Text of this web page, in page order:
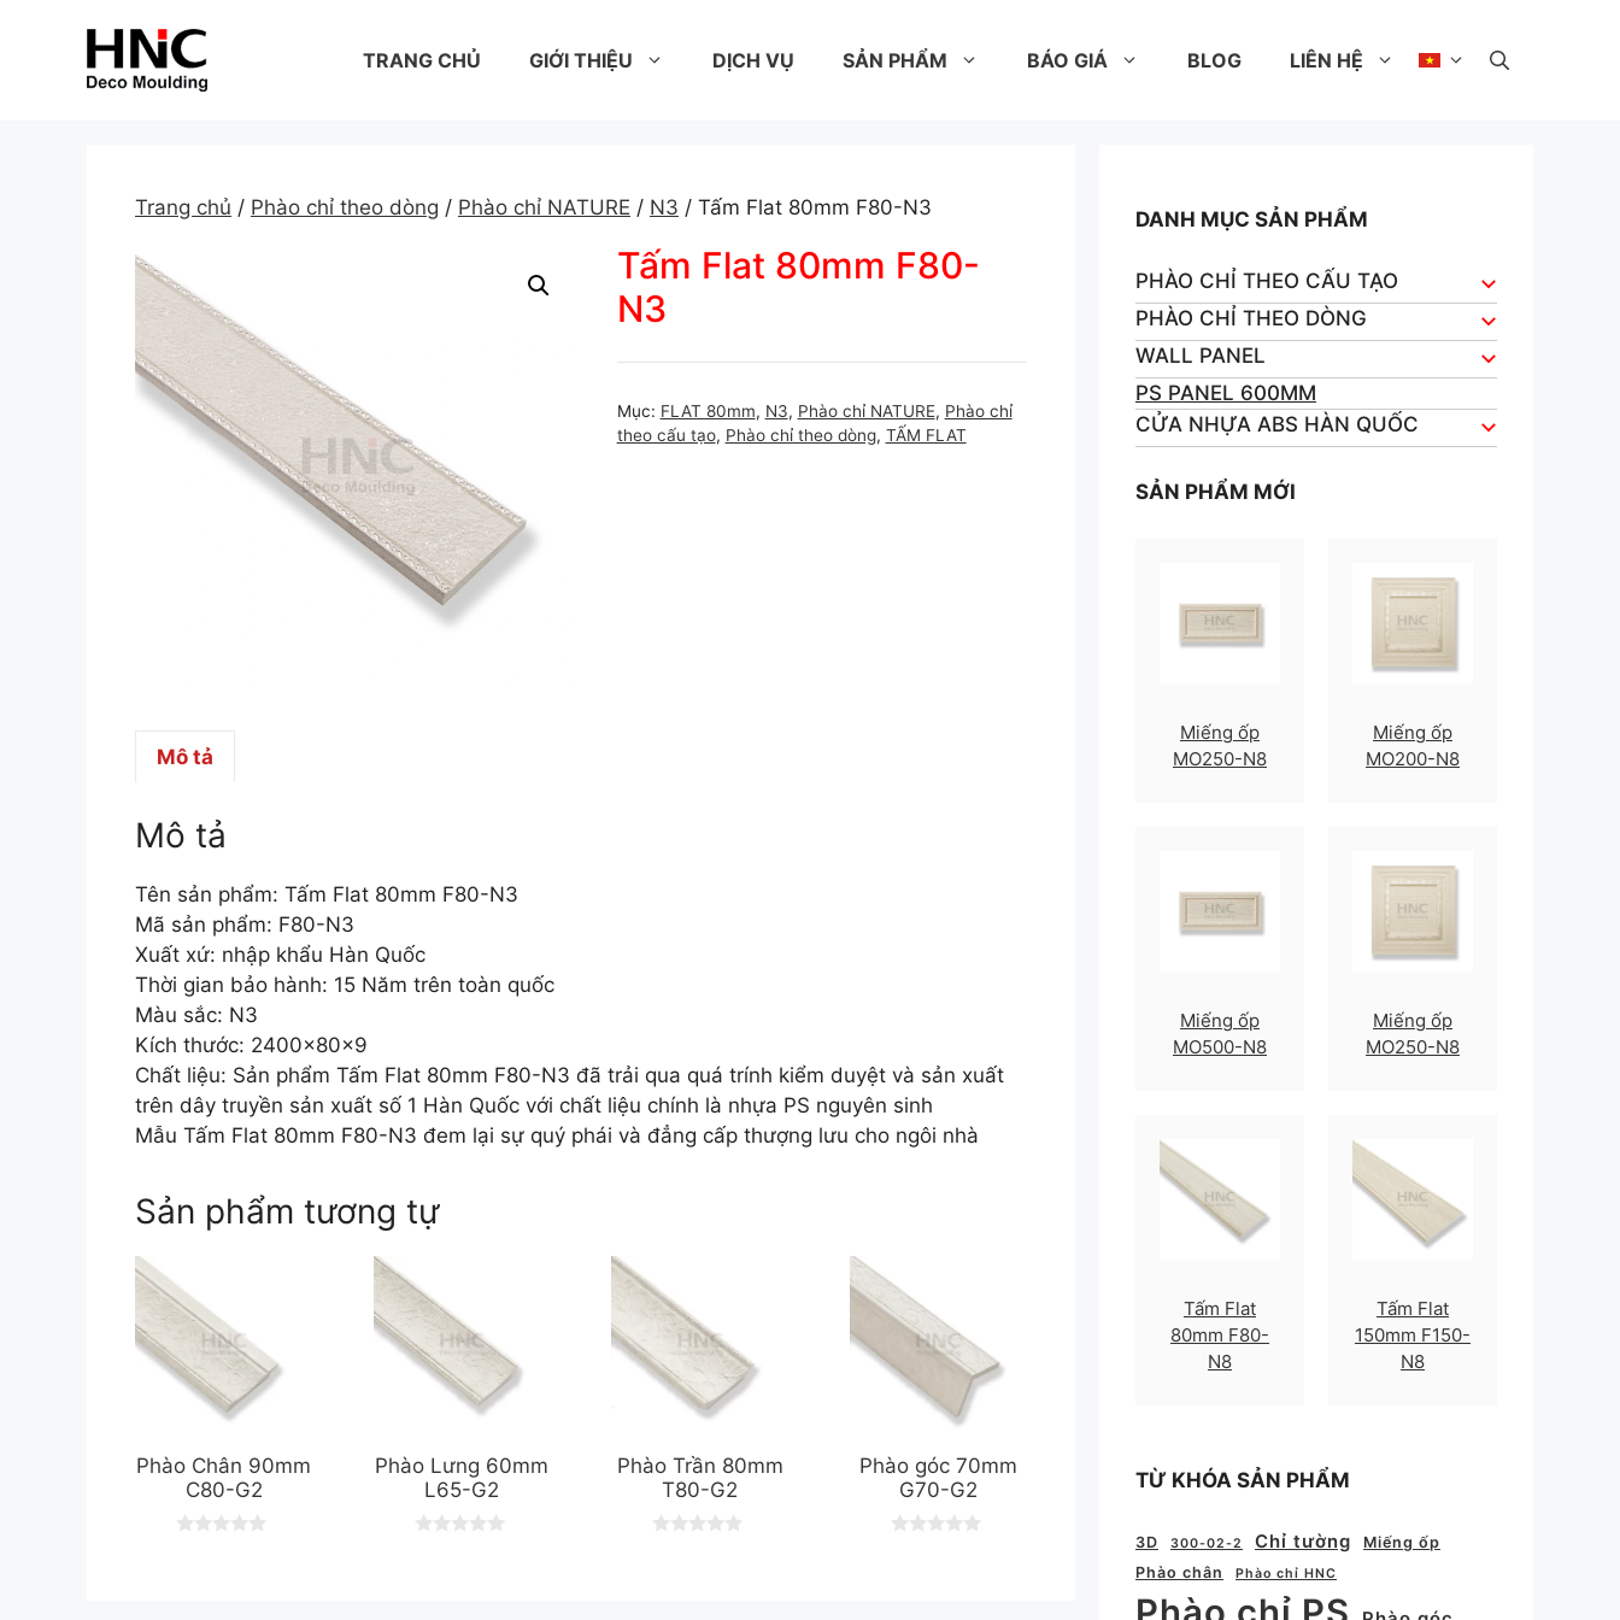
TRANG CHỦ GIỚI THIỆU DỊCH VỤ SẢN PHẨM BÁO GIÁ BLOG LIÊN HỆ
Trang chủ / Phào chỉ theo dòng / Phào chỉ NATURE / N3 / Tấm Flat 80mm F80-N3
Tấm Flat 80mm F80-
N3
Mục: FLAT 80mm, N3, Phào chỉ NATURE, Phào chỉ
theo cấu tạo, Phào chỉ theo dòng, TẤM FLAT
Mô tả
Mô tả
Tên sản phẩm: Tấm Flat 80mm F80-N3
Mã sản phẩm: F80-N3
Xuất xứ: nhập khẩu Hàn Quốc
Thời gian bảo hành: 15 Năm trên toàn quốc
Màu sắc: N3
Kích thước: 2400x80x9
Chất liệu: Sản phẩm Tấm Flat 80mm F80-N3 đã trải qua quá trính kiểm duyệt và sản xuất
trên dây truyền sản xuất số 1 Hàn Quốc với chất liệu chính là nhựa PS nguyên sinh
Mẫu Tấm Flat 80mm F80-N3 đem lại sự quý phái và đẳng cấp thượng lưu cho ngôi nhà
Sản phẩm tương tự
Phào Chân 90mm
C80-G2
Phào Lưng 60mm
L65-G2
Phào Trần 80mm
T80-G2
Phào góc 70mm
G70-G2
DANH MỤC SẢN PHẨM
PHÀO CHỈ THEO CẤU TẠO
PHÀO CHỈ THEO DÒNG
WALL PANEL
PS PANEL 600MM
CỬA NHỰA ABS HÀN QUỐC
SẢN PHẨM MỚI
Miếng ốp
MO250-N8
Miếng ốp
MO200-N8
Miếng ốp
MO500-N8
Miếng ốp
MO250-N8
Tấm Flat
80mm F80-
N8
Tấm Flat
150mm F150-
N8
TỪ KHÓA SẢN PHẨM
3D 300-02-2 Chỉ tường
Miếng ốp
Phào chân
Phào chỉ HNC